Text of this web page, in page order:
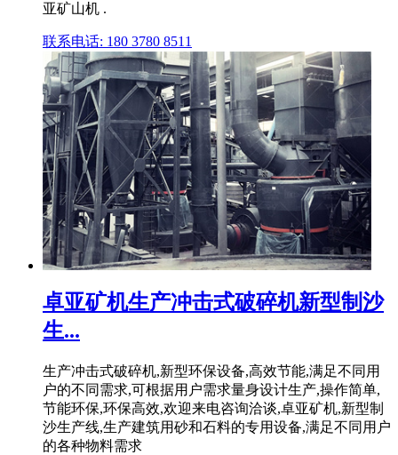
亚矿山机 .
联系电话: 180 3780 8511
卓亚矿机生产冲击式破碎机新型制沙
生...
生产冲击式破碎机,新型环保设备,高效节能,满足不同用
户的不同需求,可根据用户需求量身设计生产,操作简单,
节能环保,环保高效,欢迎来电咨询洽谈,卓亚矿机,新型制
沙生产线,生产建筑用砂和石料的专用设备,满足不同用户
的各种物料需求